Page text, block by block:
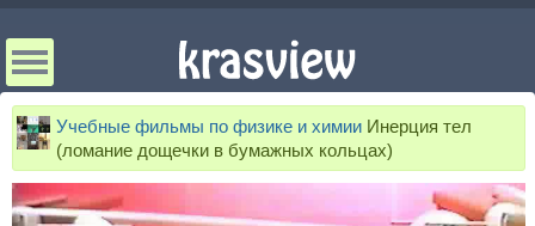
Учебные фильмы по физике и химии Инерция тел
(ломание дощечки в бумажных кольцах)